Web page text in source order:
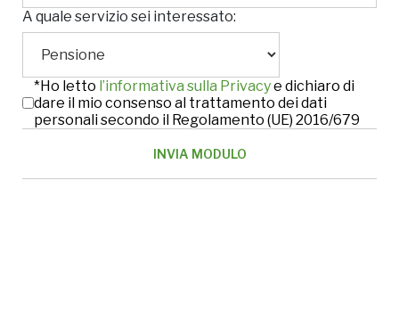
A quale servizio sei interessato:
*Ho letto l’informativa sulla Privacye dichiaro di
dare il mio consenso al trattamento dei dati
personali secondo il Regolamento (UE) 2016/679